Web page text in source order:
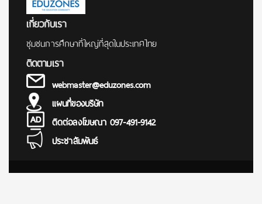
เกี่ยวกับเรา
ชุมชนการศึกษาที่ใหญ่ที่สุดในประเทศไทย
ติดตามเรา
webmaster@eduzones.com
แผนที่ของบริษัท
ติดต่อลงโฆษณา 097-491-9142
ประชาสัมพันธ์